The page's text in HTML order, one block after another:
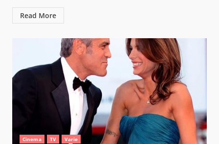
Read More
Cinema TV Varie